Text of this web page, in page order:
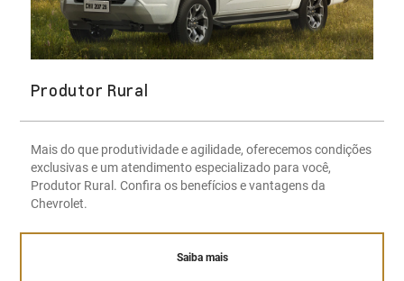
Produtor Rural
Mais do que produtividade e agilidade, oferecemos condições
exclusivas e um atendimento especializado para você,
Produtor Rural. Confira os benefícios e vantagens da
Chevrolet.
Saiba mais